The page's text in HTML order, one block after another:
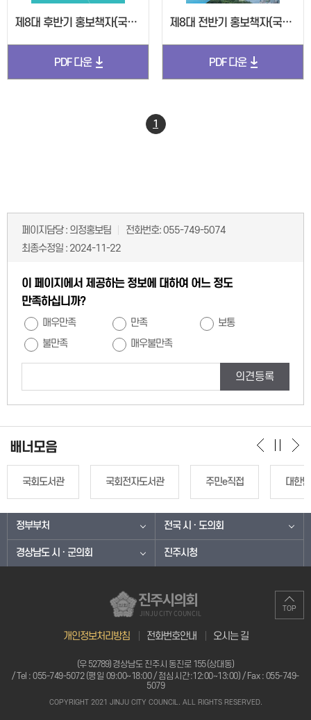
제8대 후반기 홍보책자(국문, 2020)
PDF 다운
제8대 전반기 홍보책자(국문, 2018)
PDF 다운
1
페이지담당 : 의정홍보팀 전화번호:055-749-5074
최종수정일 : 2024-11-22
이 페이지에서 제공하는 정보에 대하여 어느 정도
만족하십니까?
매우만족 만족
보통
불만족
매우불만족
의견등록
배너모음
국회도서관 국회전자도서관 주민e직접 대한
정부부처 전국 시 · 도의회
경상남도 시 · 군의회 진주시청
진주시의회
JINJU CITY COUNCIL
개인정보처리방침 전화번호안내 오시는 길
(우 52789) 경상남도 진주시 동진로 155 (상대동)
/ Tel :055-749-5072 (평일 09:00~18:00 / 점심시간:12:00~13:00) / Fax : 055-749-
5079
COPYRIGHT 2021 JINJU CITY COUNCIL. ALL RIGHTS RESERVED.
TOP